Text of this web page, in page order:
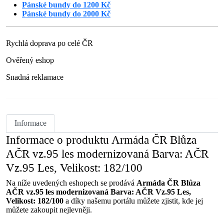
Pánské bundy do 1200 Kč
Pánské bundy do 2000 Kč
Rychlá doprava po celé ČR
Ověřený eshop
Snadná reklamace
Informace
Informace o produktu Armáda ČR Blůza
AČR vz.95 les modernizovaná Barva: AČR
Vz.95 Les, Velikost: 182/100
Na níže uvedených eshopech se prodává Armáda ČR Blůza
AČR vz.95 les modernizovaná Barva: AČR Vz.95 Les,
Velikost: 182/100 a díky našemu portálu můžete zjistit, kde jej
můžete zakoupit nejlevněji.